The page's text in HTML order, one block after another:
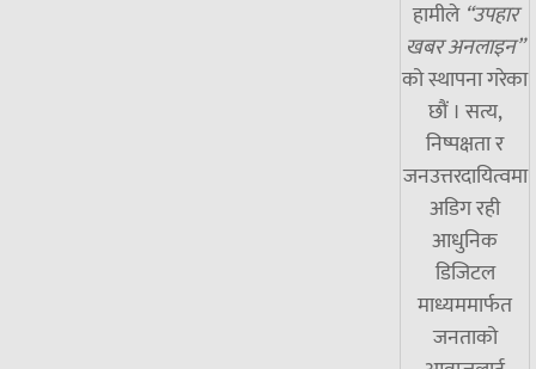
हामीले “उपहार
खबर अनलाइन”
को स्थापना गरेका
छौं । सत्य,
निष्पक्षता र
जनउत्तरदायित्वमा
अडिग रही
आधुनिक
डिजिटल
माध्यममार्फत
जनताको